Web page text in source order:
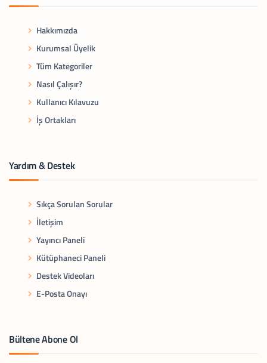
Hakkımızda
Kurumsal Üyelik
Tüm Kategoriler
Nasıl Çalışır?
Kullanıcı Kılavuzu
İş Ortakları
Yardım & Destek
Sıkça Sorulan Sorular
İletişim
Yayıncı Paneli
Kütüphaneci Paneli
Destek Videoları
E-Posta Onayı
Bültene Abone Ol